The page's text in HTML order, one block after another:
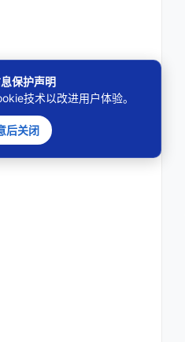
保护声明
技术以改进用户体验。
后关闭